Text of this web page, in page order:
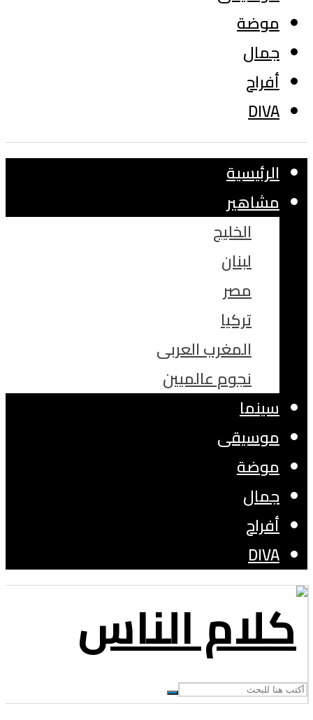
موضة
جمال
أفراح
DIVA
الرئيسية
مشاهير
الخليج
لبنان
مصر
تركيا
المغرب العربى
نجوم عالميين
سينما
موسيقى
موضة
جمال
أفراح
DIVA